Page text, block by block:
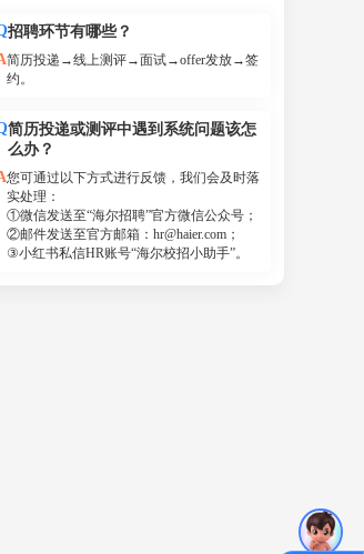
招聘环节有哪些？
简历投递→线上测评→面试→offer发放→签
约。
简历投递或测评中遇到系统问题该怎
么办？
您可通过以下方式进行反馈，我们会及时落
实处理：
①微信发送至“海尔招聘”官方微信公众号；
②邮件发送至官方邮箱：hr@haier.com；
③小红书私信HR账号“海尔校招小助手”。